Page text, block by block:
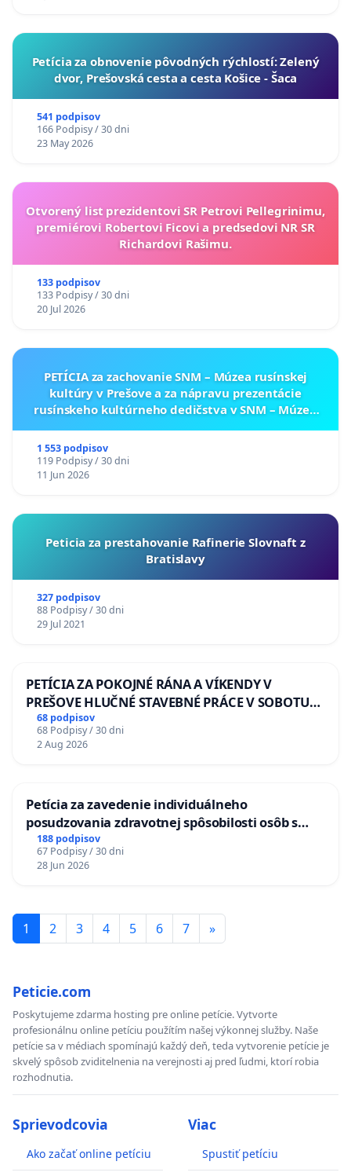
​Petícia za obnovenie pôvodných rýchlostí: Zelený
dvor, Prešovská cesta a cesta Košice - Šaca
541 podpisov
166 Podpisy / 30 dni
23 May 2026
Otvorený list prezidentovi SR Petrovi Pellegrinimu,
premiérovi Robertovi Ficovi a predsedovi NR SR
Richardovi Rašimu.
133 podpisov
133 Podpisy / 30 dni
20 Jul 2026
PETÍCIA za zachovanie SNM – Múzea rusínskej
kultúry v Prešove a za nápravu prezentácie
rusínskeho kultúrneho dedičstva v SNM – Múzeu
1 553 podpisov
119 Podpisy / 30 dni
11 Jun 2026
Peticia za prestahovanie Rafinerie Slovnaft z
Bratislavy
327 podpisov
88 Podpisy / 30 dni
29 Jul 2021
PETÍCIA ZA POKOJNÉ RÁNA A VÍKENDY V
PREŠOVE HLUČNÉ STAVEBNÉ PRÁCE V SOBOTU
LEN OD 9.00 DO 13.00 HOD., CEZ PRACOVNÝ
TÝŽDEŇ CIEĽ 8.00 – 18.00 HOD. A PRAVIDELNÁ
KONTROLA STAVBY C-AREA NA
68 podpisov
68 Podpisy / 30 dni
2 Aug 2026
Petícia za zavedenie individuálneho
posudzovania zdravotnej spôsobilosti osôb s
diabetom 1. a 2. typu pri prijímaní do
Policajného zboru SR
188 podpisov
67 Podpisy / 30 dni
28 Jun 2026
1 2 3 4 5 6 7 »
Peticie.com
Poskytujeme zdarma hosting pre online petície. Vytvorte
profesionálnu online petíciu použítím našej výkonnej služby. Naše
petície sa v médiach spomínajú každý deň, teda vytvorenie petície je
skvelý spôsob zviditelnenia na verejnosti aj pred ľudmi, ktorí robia
rozhodnutia.
Sprievodcovia
Ako začať online petíciu
Viac
Spustiť petíciu